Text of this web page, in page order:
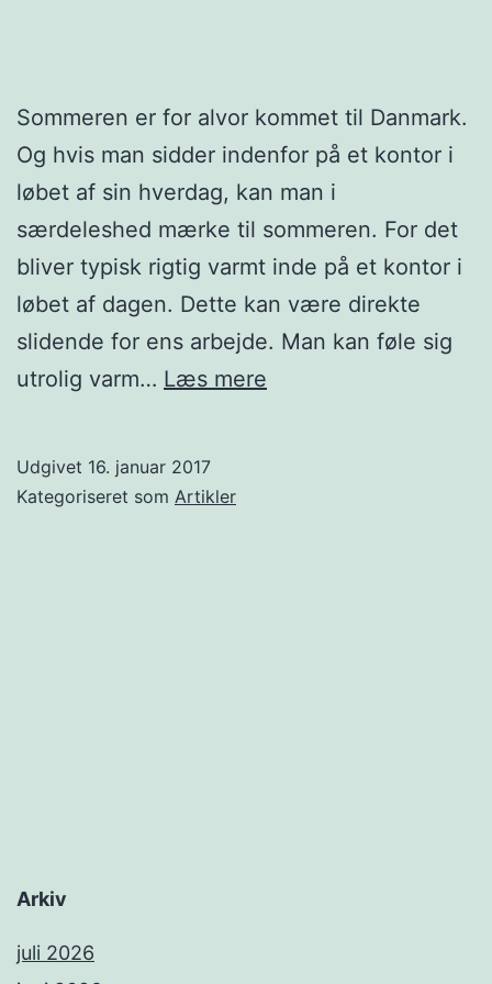
Sommeren er for alvor kommet til Danmark.
Og hvis man sidder indenfor på et kontor i
løbet af sin hverdag, kan man i
særdeleshed mærke til sommeren. For det
bliver typisk rigtig varmt inde på et kontor i
løbet af dagen. Dette kan være direkte
slidende for ens arbejde. Man kan føle sig
utrolig varm… Læs mere
Udgivet 16. januar 2017
Kategoriseret som Artikler
Arkiv
juli 2026